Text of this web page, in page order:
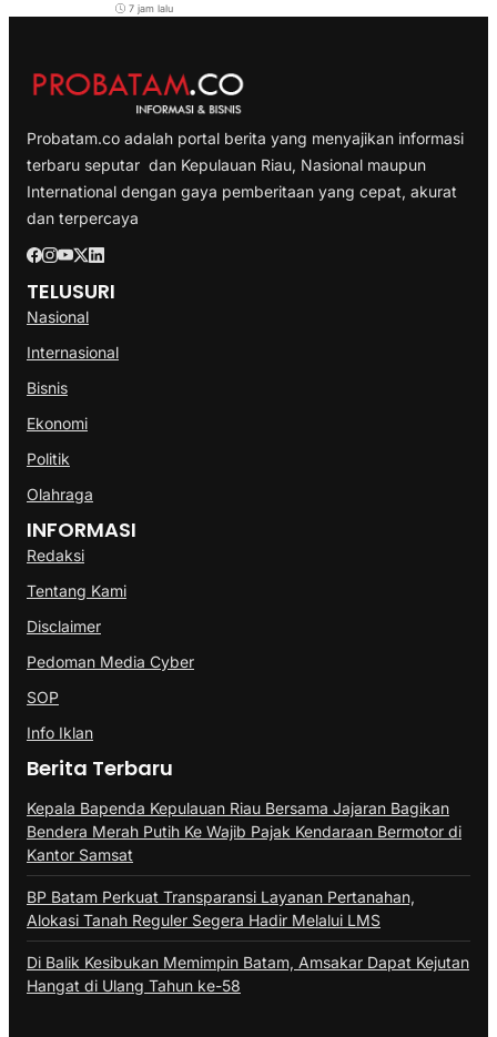
7 jam lalu
Probatam.co adalah portal berita yang menyajikan informasi
terbaru seputar dan Kepulauan Riau, Nasional maupun
International dengan gaya pemberitaan yang cepat, akurat
dan terpercaya
TELUSURI
Nasional
Internasional
Bisnis
Ekonomi
Politik
Olahraga
INFORMASI
Redaksi
Tentang Kami
Disclaimer
Pedoman Media Cyber
SOP
Info Iklan
Berita Terbaru
Kepala Bapenda Kepulauan Riau Bersama Jajaran Bagikan
Bendera Merah Putih Ke Wajib Pajak Kendaraan Bermotor di
Kantor Samsat
BP Batam Perkuat Transparansi Layanan Pertanahan,
Alokasi Tanah Reguler Segera Hadir Melalui LMS
Di Balik Kesibukan Memimpin Batam, Amsakar Dapat Kejutan
Hangat di Ulang Tahun ke-58